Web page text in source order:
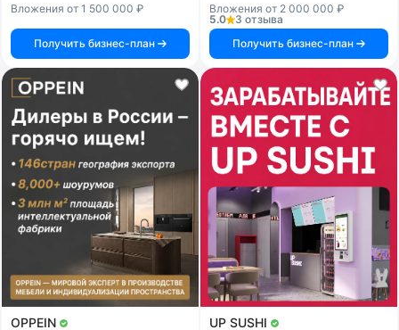
Вложения от 1 500 000 ₽
Получить бизнес-план
Вложения от 2 000 000 ₽
5.0
3 отзыва
Получить бизнес-план
OPPEIN UP SUSHI